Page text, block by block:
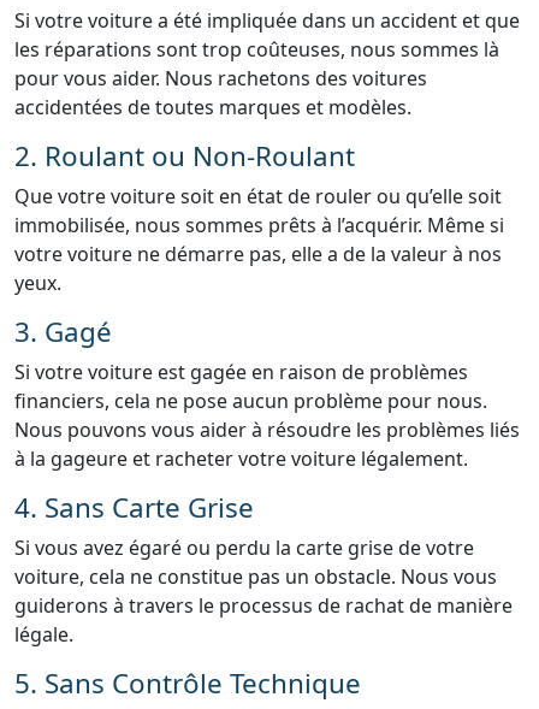
Si votre voiture a été impliquée dans un accident et que
les réparations sont trop coûteuses, nous sommes là
pour vous aider. Nous rachetons des voitures
accidentées de toutes marques et modèles.
2. Roulant ou Non-Roulant
Que votre voiture soit en état de rouler ou qu’elle soit
immobilisée, nous sommes prêts à l’acquérir. Même si
votre voiture ne démarre pas, elle a de la valeur à nos
yeux.
3. Gagé
Si votre voiture est gagée en raison de problèmes
financiers, cela ne pose aucun problème pour nous.
Nous pouvons vous aider à résoudre les problèmes liés
à la gageure et racheter votre voiture légalement.
4. Sans Carte Grise
Si vous avez égaré ou perdu la carte grise de votre
voiture, cela ne constitue pas un obstacle. Nous vous
guiderons à travers le processus de rachat de manière
légale.
5. Sans Contrôle Technique